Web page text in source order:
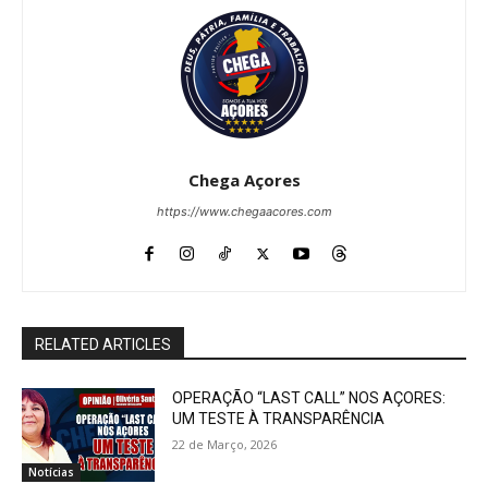
Chega Açores
https://www.chegaacores.com
RELATED ARTICLES
Notícias
OPERAÇÃO “LAST CALL” NOS AÇORES:
UM TESTE À TRANSPARÊNCIA
22 de Março, 2026